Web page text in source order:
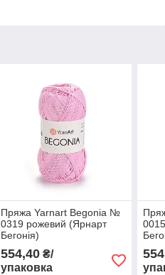
Пряжа Yarnart Begonia №
0319 рожевий (Ярнарт
Бегонія)
554,40₴/
упаковка